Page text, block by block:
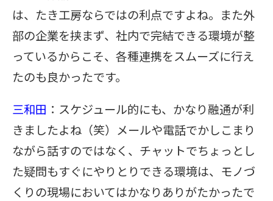
は、たき工房ならではの利点ですよね。また外
部の企業を挟まず、社内で完結できる環境が整
っているからこそ、各種連携をスムーズに行え
たのも良かったです。
三和田 ：スケジュール的にも、かなり融通が利
きましたよね（笑）メールや電話でかしこまり
ながら話すのではなく、チャットでちょっとし
た疑問もすぐにやりとりできる環境は、モノづ
くりの現場においてはかなりありがたかったで